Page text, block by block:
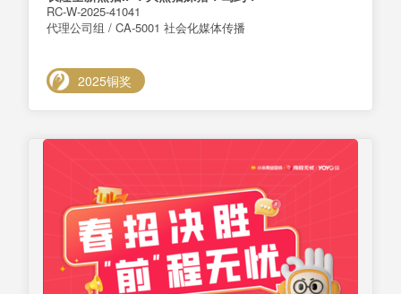
RC-W-2025-41041
代理公司组 / CA-5001 社会化媒体传播
2025铜奖